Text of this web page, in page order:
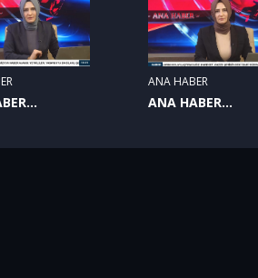
ANA HABER
ANA HABER